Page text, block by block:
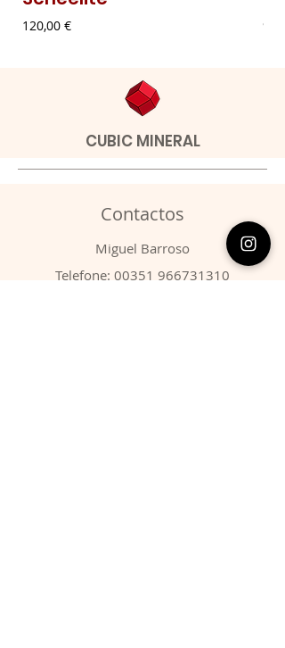
Preço
120,00 € 9,00
CUBIC MINERAL
Contactos
​Miguel Barroso
Telefone: 00351 966731310